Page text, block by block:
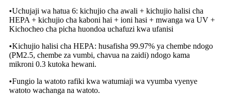
•Uchujaji wa hatua 6: kichujio cha awali + kichujio halisi cha
HEPA + kichujio cha kaboni hai + ioni hasi + mwanga wa UV +
Kichocheo cha picha huondoa uchafuzi kwa ufanisi
•Kichujio halisi cha HEPA: husafisha 99.97% ya chembe ndogo
(PM2.5, chembe za vumbi, chavua na zaidi) ndogo kama
mikroni 0.3 kutoka hewani.
•Fungio la watoto rafiki kwa watumiaji wa vyumba vyenye
watoto wachanga na watoto.